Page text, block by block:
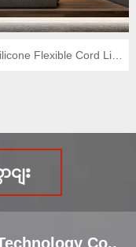
Flexible Cord Light
ျး
Co.,